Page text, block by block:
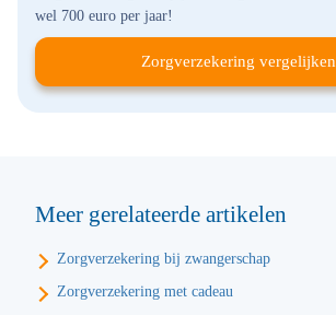
wel 700 euro per jaar!
Zorgverzekering vergelijken
Meer gerelateerde artikelen
Zorgverzekering bij zwangerschap
Zorgverzekering met cadeau